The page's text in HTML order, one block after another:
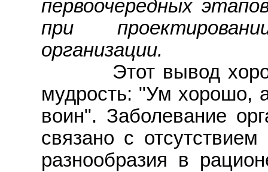
первоочередных
при
организации.
Этот вывод
мудрость: "Ум хорошо,
воин". Заболевание
связано с отсутствием
разнообразия в